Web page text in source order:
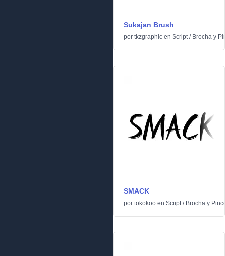
Sukajan Brush
por tkzgraphic en Script/ Brocha y
SMACK
por tokokoo en Script/ Brocha y